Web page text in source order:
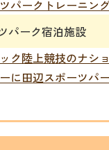
パークトレーニン
パーク宿泊施設
ク陸上競技のナシ
に田辺スポーツパ